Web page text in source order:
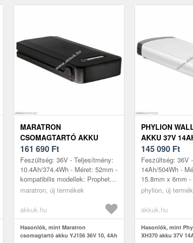
MARATRON
CSOMAGTARTÓ AKKU
YJ156 36V 10, 4AH
SAMSUNG SDI3610E
BLAUPUNKT
161 690 Ft
Feszültség: 36V - Teljesítmény:
10.4Ah/374.4Wh - Méret: 52mm -
kompatibilis modellek: Prophete
Retro 28 City E-Bike, Prophete
maratron, új termékek
akkuk.hu
Hasonlók, mint Maratron
csomagtartó akku YJ156 36V 10, 4Ah
PHYLION
AKKU 37V
CSOMAGTARTÓ
145 090 Ft
Feszültség: 36V
14Ah/504Wh -
15.8mm x 6mm
modellek:
phylion, új
akkuk.hu
Hasonlók, mint
XH370 akku 37V